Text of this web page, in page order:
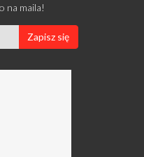
na maila!
Zapisz się